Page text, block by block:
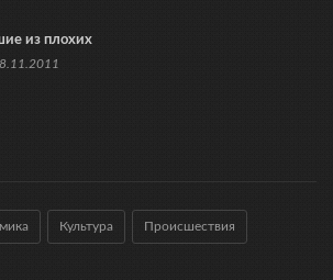
из плохих
Культура Происшествия